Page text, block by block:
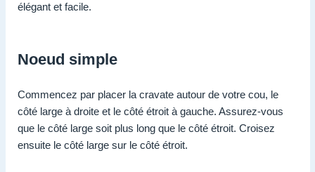
élégant et facile.
Noeud simple
Commencez par placer la cravate autour de votre cou, le
côté large à droite et le côté étroit à gauche. Assurez-vous
que le côté large soit plus long que le côté étroit. Croisez
ensuite le côté large sur le côté étroit.